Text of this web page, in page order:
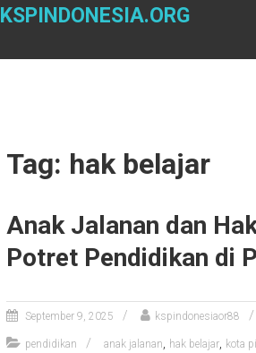
Skip
KSPINDONESIA.ORG
Tag: hak belajar
Anak Jalanan dan
Potret Pendidikan di
September 9, 2025 kspindonesiaor88
pendidikan anak jalanan, hak belajar, kota